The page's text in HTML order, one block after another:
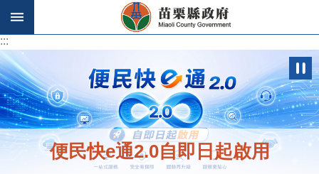
跳到主要內容區塊
:::
:::
便民快e通2.0自即日起啟用